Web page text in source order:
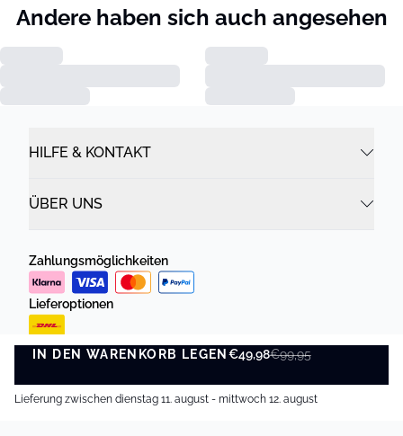
IN DEN WARENKORB LEGEN€49,98€99,95
IN DEN WARENKORB LEGEN
Lieferung zwischen dienstag 11. august - mittwoch 12. august
Andere haben sich auch angesehen
HILFE & KONTAKT
ÜBER UNS
Zahlungsmöglichkeiten
Lieferoptionen